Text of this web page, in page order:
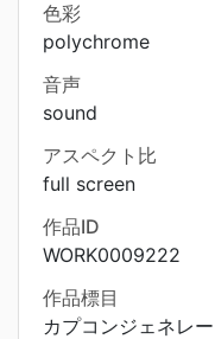
色彩
polychrome
音声
sound
アスペクト比
full screen
作品ID
WORK0009222
作品標目
カプコンジェネレ